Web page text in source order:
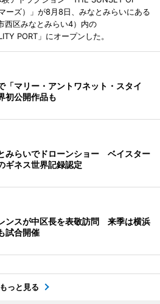
ーズ）」が8月8日、みなとみらいにある
西区みなとみらい4）内の
PORT」にオープンした。
「マリー・アントワネット・スタイ
公開作品も
みらいでドローンショー ベイスター
ギネス世界記録認定
ンスが中区長を表敬訪問 来季は横浜
試合開催
もっと見る